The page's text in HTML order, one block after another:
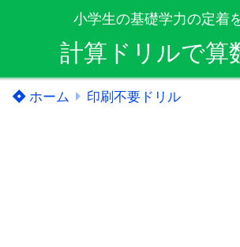
小学生の基礎学力の定着
計算ドリルで算
ホーム 印刷不要ドリル